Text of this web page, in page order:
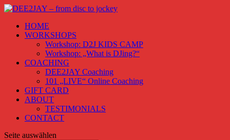
HOME
WORKSHOPS
Workshop: D2J KIDS CAMP
Workshop: „What is DJing?“
COACHING
DEE2JAY Coaching
101 „LIVE“ Online Coaching
GIFT CARD
ABOUT
TESTIMONIALS
CONTACT
Seite auswählen